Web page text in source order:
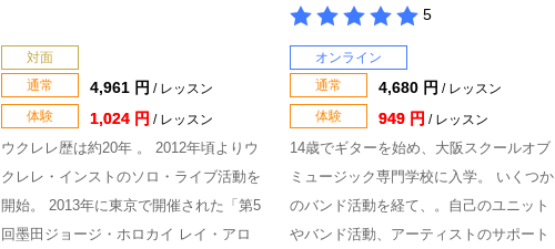
対面
通常
4,961 円 / レッスン
体験
1,024 円 / レッスン
ウクレレ歴は約20年 。 2012年頃よりウ
クレレ・インストのソロ・ライブ活動を
開始。 2013年に東京で開催された「第5
回墨田ジョージ・ホロカイ レイ・アロ
5
オンライン
通常
4,680 円 / レッスン
体験
949 円 / レッスン
14歳でギターを始め、大阪スクールオブ
ミュージック専門学校に入学。 いくつか
のバンド活動を経て、。自己のユニット
やバンド活動、アーティストのサポート